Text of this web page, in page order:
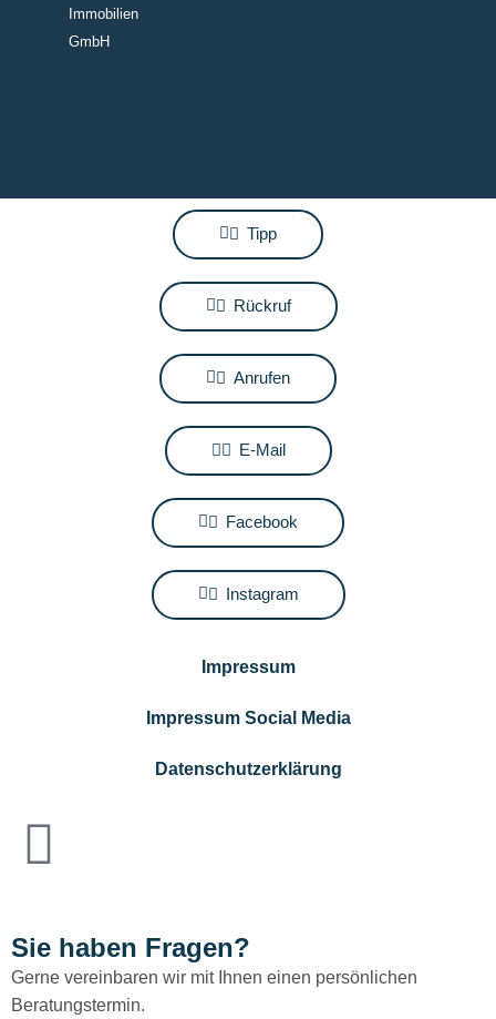
Immobilien
GmbH
Tipp
Rückruf
Anrufen
E-Mail
Facebook
Instagram
Impressum
Impressum Social Media
Datenschutzerklärung
Sie haben Fragen?
Gerne vereinbaren wir mit Ihnen einen persönlichen
Beratungstermin.